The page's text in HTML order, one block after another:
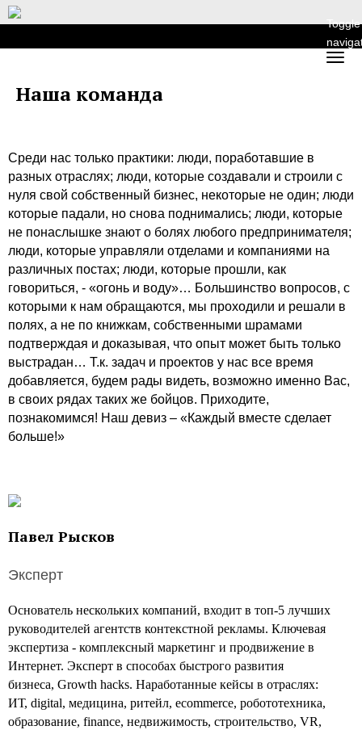
Toggle
Наша команда
Среди нас только практики: люди, поработавшие в
разных отраслях; люди, которые создавали и строили с
нуля свой собственный бизнес, некоторые не один; люди
которые падали, но снова поднимались; люди, которые
не понаслышке знают о болях любого предпринимателя;
люди, которые управляли отделами и компаниями на
различных постах; люди, которые прошли, как
говориться, - «огонь и воду»… Большинство вопросов, с
которыми к нам обращаются, мы проходили и решали в
полях, а не по книжкам, собственными шрамами
подтверждая и доказывая, что опыт может быть только
выстрадан… Т.к. задач и проектов у нас все время
добавляется, будем рады видеть, возможно именно Вас,
в своих рядах таких же бойцов. Приходите,
познакомимся! Наш девиз – «Каждый вместе сделает
больше!»
Павел Рысков
Эксперт
Основатель нескольких компаний, входит в топ-5 лучших
руководителей агентств контекстной рекламы. Ключевая
экспертиза - комплексный маркетинг и продвижение в
Интернет. Эксперт в способах быстрого развития
бизнеса, Growth hacks. Наработанные кейсы в отраслях:
ИТ, digital, медицина, ритейл, ecommerce, робототехника,
образование, finance, недвижимость, строительство, VR,